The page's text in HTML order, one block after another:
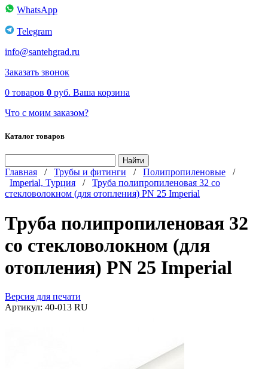
WhatsApp
Telegram
info@santehgrad.ru
Заказать звонок
0 товаров 0 руб. Ваша корзина
Что с моим заказом?
Каталог товаров
Главная / Трубы и фитинги / Полипропиленовые /
Imperial, Турция / Труба полипропиленовая 32 со
стекловолокном (для отопления) PN 25 Imperial
Труба полипропиленовая 32
со стекловолокном (для
отопления) PN 25 Imperial
Версия для печати
Артикул: 40-013 RU